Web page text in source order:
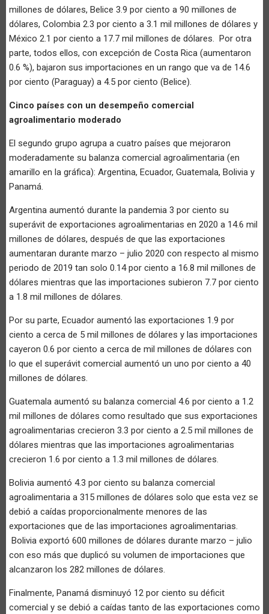
millones de dólares, Belice 3.9 por ciento a 90 millones de
dólares, Colombia 2.3 por ciento a 3.1 mil millones de dólares y
México 2.1 por ciento a 17.7 mil millones de dólares. Por otra
parte, todos ellos, con excepción de Costa Rica (aumentaron
0.6 %), bajaron sus importaciones en un rango que va de 14.6
por ciento (Paraguay) a 4.5 por ciento (Belice).
Cinco países con un desempeño comercial
agroalimentario moderado
El segundo grupo agrupa a cuatro países que mejoraron
moderadamente su balanza comercial agroalimentaria (en
amarillo en la gráfica): Argentina, Ecuador, Guatemala, Bolivia y
Panamá.
Argentina aumentó durante la pandemia 3 por ciento su
superávit de exportaciones agroalimentarias en 2020 a 14.6 mil
millones de dólares, después de que las exportaciones
aumentaran durante marzo – julio 2020 con respecto al mismo
periodo de 2019 tan solo 0.14 por ciento a 16.8 mil millones de
dólares mientras que las importaciones subieron 7.7 por ciento
a 1.8 mil millones de dólares.
Por su parte, Ecuador aumentó las exportaciones 1.9 por
ciento a cerca de 5 mil millones de dólares y las importaciones
cayeron 0.6 por ciento a cerca de mil millones de dólares con
lo que el superávit comercial aumentó un uno por ciento a 40
millones de dólares.
Guatemala aumentó su balanza comercial 4.6 por ciento a 1.2
mil millones de dólares como resultado que sus exportaciones
agroalimentarias crecieron 3.3 por ciento a 2.5 mil millones de
dólares mientras que las importaciones agroalimentarias
crecieron 1.6 por ciento a 1.3 mil millones de dólares.
Bolivia aumentó 4.3 por ciento su balanza comercial
agroalimentaria a 315 millones de dólares solo que esta vez se
debió a caídas proporcionalmente menores de las
exportaciones que de las importaciones agroalimentarias.
Bolivia exportó 600 millones de dólares durante marzo – julio
con eso más que duplicó su volumen de importaciones que
alcanzaron los 282 millones de dólares.
Finalmente, Panamá disminuyó 12 por ciento su déficit
comercial y se debió a caídas tanto de las exportaciones como